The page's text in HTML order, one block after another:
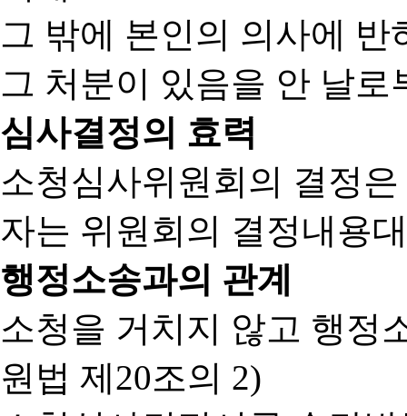
그 밖에 본인의 의사에
그 처분이 있음을 안 날로
심사결정의 효력
소청심사위원회의 결정
자는 위원회의 결정내용
행정소송과의 관계
소청을 거치지 않고 행정
원법 제20조의 2)